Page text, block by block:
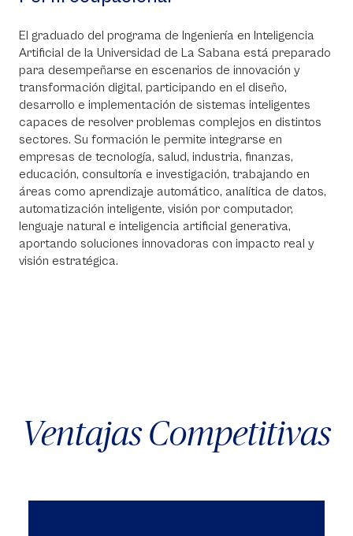
El graduado del programa de Ingeniería en Inteligencia
Artificial de la Universidad de La Sabana está preparado
para desempeñarse en escenarios de innovación y
transformación digital, participando en el diseño,
desarrollo e implementación de sistemas inteligentes
capaces de resolver problemas complejos en distintos
sectores. Su formación le permite integrarse en
empresas de tecnología, salud, industria, finanzas,
educación, consultoría e investigación, trabajando en
áreas como aprendizaje automático, analítica de datos,
automatización inteligente, visión por computador,
lenguaje natural e inteligencia artificial generativa,
aportando soluciones innovadoras con impacto real y
visión estratégica.
Ventajas Competitivas